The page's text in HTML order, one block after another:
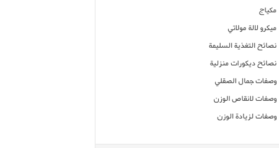
مكياج
ميكرو لالة مولاتي
نصائح التغذية السليمة
نصائح ديكورات منزلية
وصفات جمال الصقلي
وصفات لانقاص الوزن
وصفات لزيادة الوزن